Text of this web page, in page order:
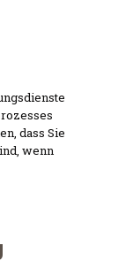
dass Sie
wenn